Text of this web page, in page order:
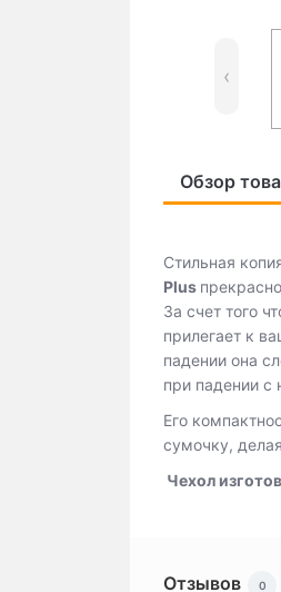
‹
Обзор
Стильная
Plus
За счет того
прилегает к
падении она
при падении с
Его
сумочку, делая
Чехол
Отзывов 0